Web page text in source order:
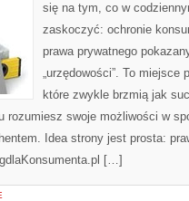
się na tym, co w
zaskoczyć: ochronie
prawa prywatnego
„urzędowości”. To miejsce
które zwykle brzmią jak
rozumiesz swoje możliwości w
Idea strony jest prosta:
[…]